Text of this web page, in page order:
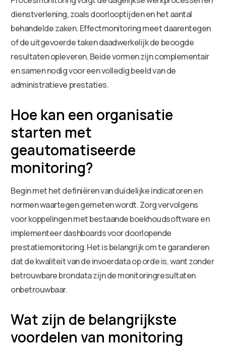
dienstverlening, zoals doorlooptijden en het aantal
behandelde zaken. Effectmonitoring meet daarentegen
of de uitgevoerde taken daadwerkelijk de beoogde
resultaten opleveren. Beide vormen zijn complementair
en samen nodig voor een volledig beeld van de
administratieve prestaties.
Hoe kan een organisatie
starten met
geautomatiseerde
monitoring?
Begin met het definiëren van duidelijke indicatoren en
normen waartegen gemeten wordt. Zorg vervolgens
voor koppelingen met bestaande boekhoudsoftware en
implementeer dashboards voor doorlopende
prestatiemonitoring. Het is belangrijk om te garanderen
dat de kwaliteit van de invoerdata op orde is, want zonder
betrouwbare brondata zijn de monitoringresultaten
onbetrouwbaar.
Wat zijn de belangrijkste
voordelen van monitoring